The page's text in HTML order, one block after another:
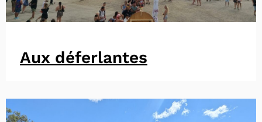
Aux déferlantes